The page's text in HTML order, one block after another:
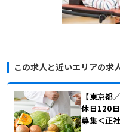
この求人と近いエリアの求
【東京都
休日120
募集＜正